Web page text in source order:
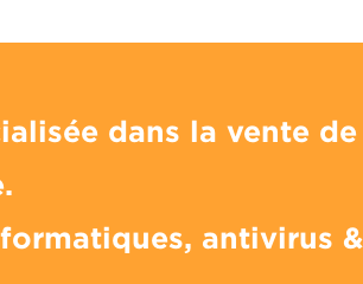
dans la vente
antivirus